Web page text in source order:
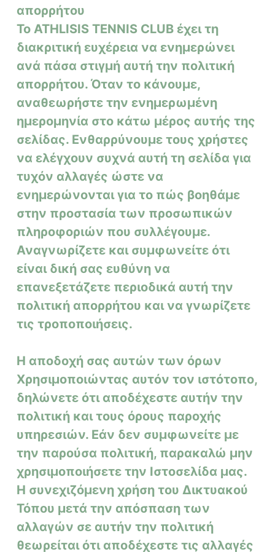
απορρήτου
Το ATHLISIS TENNIS CLUB έχει τη
διακριτική ευχέρεια να ενημερώνει
ανά πάσα στιγμή αυτή την πολιτική
απορρήτου. Όταν το κάνουμε,
αναθεωρήστε την ενημερωμένη
ημερομηνία στο κάτω μέρος αυτής της
σελίδας. Ενθαρρύνουμε τους χρήστες
να ελέγχουν συχνά αυτή τη σελίδα για
τυχόν αλλαγές ώστε να
ενημερώνονται για το πώς βοηθάμε
στην προστασία των προσωπικών
πληροφοριών που συλλέγουμε.
Αναγνωρίζετε και συμφωνείτε ότι
είναι δική σας ευθύνη να
επανεξετάζετε περιοδικά αυτή την
πολιτική απορρήτου και να γνωρίζετε
τις τροποποιήσεις.
Η αποδοχή σας αυτών των όρων
Χρησιμοποιώντας αυτόν τον ιστότοπο,
δηλώνετε ότι αποδέχεστε αυτήν την
πολιτική και τους όρους παροχής
υπηρεσιών. Εάν δεν συμφωνείτε με
την παρούσα πολιτική, παρακαλώ μην
χρησιμοποιήσετε την Ιστοσελίδα μας.
Η συνεχιζόμενη χρήση του Δικτυακού
Τόπου μετά την απόσπαση των
αλλαγών σε αυτήν την πολιτική
θεωρείται ότι αποδέχεστε τις αλλαγές